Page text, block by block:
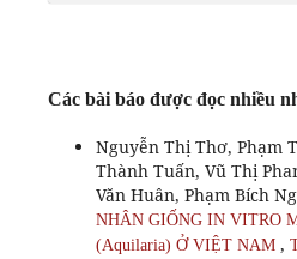
Các bài báo được đọc nhiều
Nguyễn Thị Thơ, Phạm
Thành Tuấn, Vũ Thị
Văn Huân, Phạm Bích
NHÂN GIỐNG IN VITRO
(Aquilaria) Ở VIỆT NAM ,